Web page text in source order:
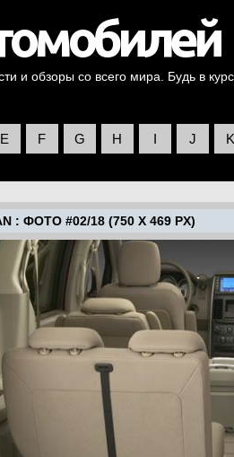
и обзоры со всего мира. Будь в
E F G H I J K
: ФОТО #02/18 (750 X 469 PX)